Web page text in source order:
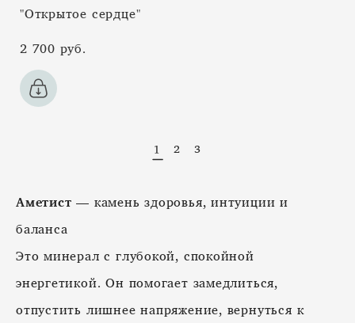
"Открытое сердце"
2 700 pуб.
1 2 3
Аметист — камень здоровья, интуиции и
баланса
Это минерал с глубокой, спокойной
энергетикой. Он помогает замедлиться,
отпустить лишнее напряжение, вернуться к